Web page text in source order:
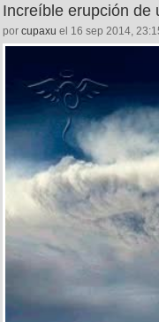
Increíble erupción de
por cupaxu el 16 sep 2014,